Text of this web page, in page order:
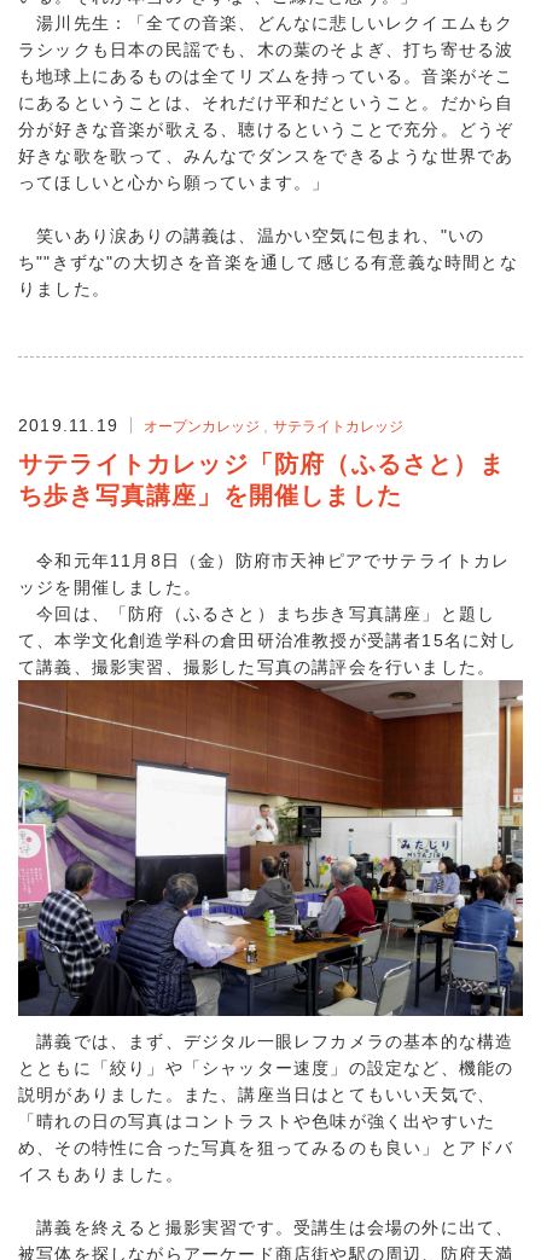
湯川先生：「全ての音楽、どんなに悲しいレクイエムもク
ラシックも日本の民謡でも、木の葉のそよぎ、打ち寄せる波
も地球上にあるものは全てリズムを持っている。音楽がそこ
にあるということは、それだけ平和だということ。だから自
分が好きな音楽が歌える、聴けるということで充分。どうぞ
好きな歌を歌って、みんなでダンスをできるような世界であ
ってほしいと心から願っています。」
笑いあり涙ありの講義は、温かい空気に包まれ、"いの
ち""きずな"の大切さを音楽を通して感じる有意義な時間とな
りました。
2019.11.19 オープンカレッジ サテライトカレッジ
サテライトカレッジ「防府（ふるさと）ま
ち歩き写真講座」を開催しました
令和元年11月8日（金）防府市天神ピアでサテライトカレ
ッジを開催しました。
今回は、「防府（ふるさと）まち歩き写真講座」と題し
て、本学文化創造学科の倉田研治准教授が受講者15名に対し
て講義、撮影実習、撮影した写真の講評会を行いました。
講義では、まず、デジタル一眼レフカメラの基本的な構造
とともに「絞り」や「シャッター速度」の設定など、機能の
説明がありました。また、講座当日はとてもいい天気で、
「晴れの日の写真はコントラストや色味が強く出やすいた
め、その特性に合った写真を狙ってみるのも良い」とアドバ
イスもありました。
講義を終えると撮影実習です。受講生は会場の外に出て、
被写体を探しながらアーケード商店街や駅の周辺、防府天満